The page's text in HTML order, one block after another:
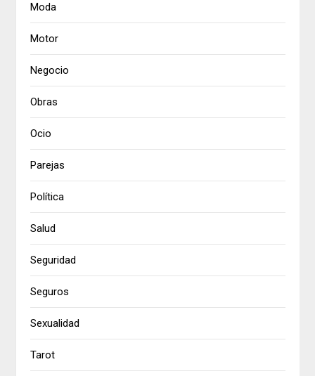
Moda
Motor
Negocio
Obras
Ocio
Parejas
Política
Salud
Seguridad
Seguros
Sexualidad
Tarot